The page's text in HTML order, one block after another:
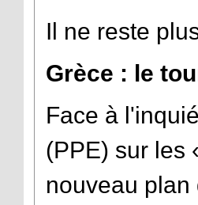
Il ne reste
Grèce : le
Face à
(PPE) sur les
nouveau plan